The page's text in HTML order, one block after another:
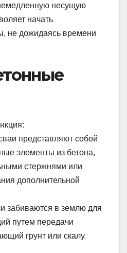
несущую
начать
не дожидаясь времени
представляют собой
элементы из бетона,
стержнями или
дополнительной
забиваются в землю для
путем передачи
грунт или скалу.